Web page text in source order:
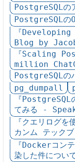
PostgreSQLの
PostgreSQLの
『
Blog by
『Scaling
million
PostgreSQLの
pg_dumpall
『PostgreSQL
てみる -
『クエリログ
カンム テックブ
『Dockerコン
染した件につ